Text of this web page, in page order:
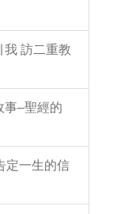
我 訪二重教
事–聖經的
定一生的信